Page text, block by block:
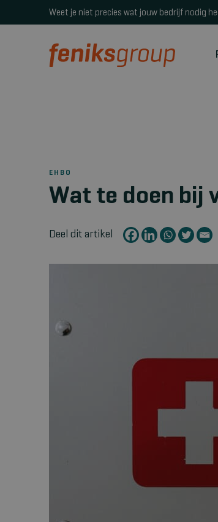
Weet je niet precies wat jouw bedrijf nodig
EHBO
Wat te doen bij
Deel dit artikel